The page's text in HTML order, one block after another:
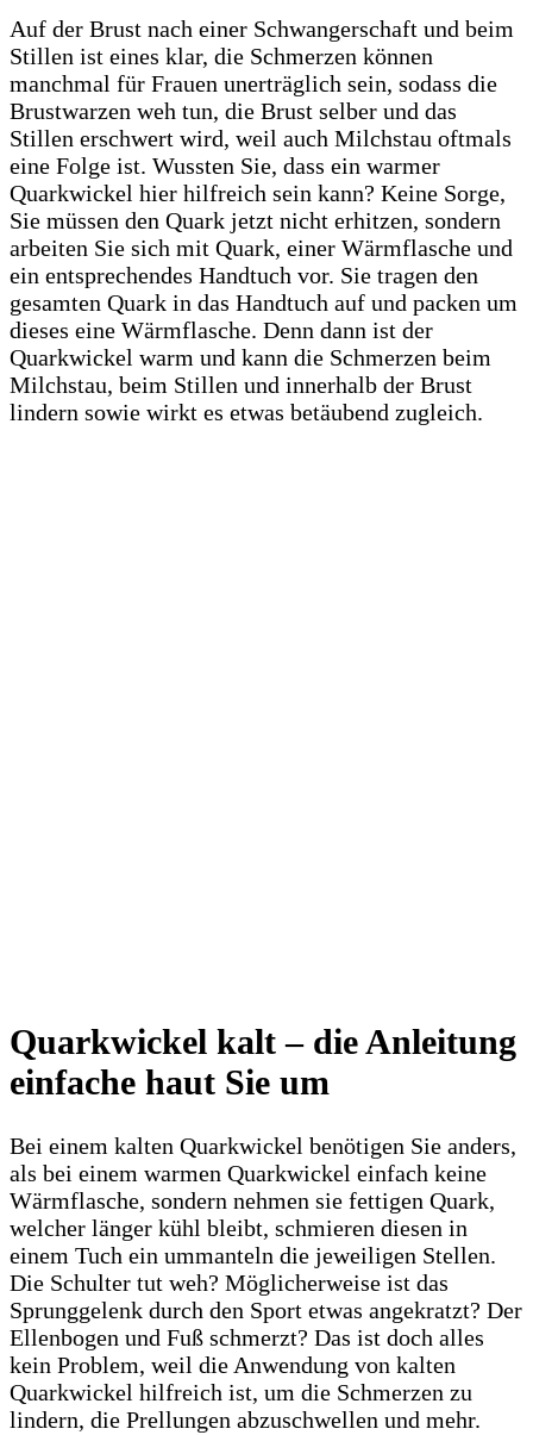
Auf der Brust nach einer Schwangerschaft und beim
Stillen ist eines klar, die Schmerzen können
manchmal für Frauen unerträglich sein, sodass die
Brustwarzen weh tun, die Brust selber und das
Stillen erschwert wird, weil auch Milchstau oftmals
eine Folge ist. Wussten Sie, dass ein warmer
Quarkwickel hier hilfreich sein kann? Keine Sorge,
Sie müssen den Quark jetzt nicht erhitzen, sondern
arbeiten Sie sich mit Quark, einer Wärmflasche und
ein entsprechendes Handtuch vor. Sie tragen den
gesamten Quark in das Handtuch auf und packen um
dieses eine Wärmflasche. Denn dann ist der
Quarkwickel warm und kann die Schmerzen beim
Milchstau, beim Stillen und innerhalb der Brust
lindern sowie wirkt es etwas betäubend zugleich.
Quarkwickel kalt – die Anleitung
einfache haut Sie um
Bei einem kalten Quarkwickel benötigen Sie anders,
als bei einem warmen Quarkwickel einfach keine
Wärmflasche, sondern nehmen sie fettigen Quark,
welcher länger kühl bleibt, schmieren diesen in
einem Tuch ein ummanteln die jeweiligen Stellen.
Die Schulter tut weh? Möglicherweise ist das
Sprunggelenk durch den Sport etwas angekratzt? Der
Ellenbogen und Fuß schmerzt? Das ist doch alles
kein Problem, weil die Anwendung von kalten
Quarkwickel hilfreich ist, um die Schmerzen zu
lindern, die Prellungen abzuschwellen und mehr.